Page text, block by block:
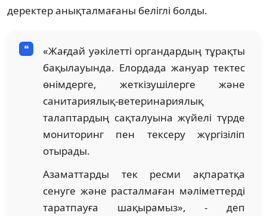
деректер анықталмағаны беліглі болды.
«Жағдай уәкілетті органдардың тұрақты
бақылауында. Елордада жануар тектес
өнімдерге, жеткізушілерге және
санитариялық-ветеринариялық
талаптардың сақталуына жүйелі түрде
мониторинг пен тексеру жүргізіліп
отырады.
Азаматтарды тек ресми ақпаратқа
сенуге және расталмаған мәліметтерді
таратпауға шақырамыз», - деп